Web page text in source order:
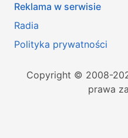
Reklama w serwisie
Radia
Polityka prywatności
Copyright © 2008-
prawa